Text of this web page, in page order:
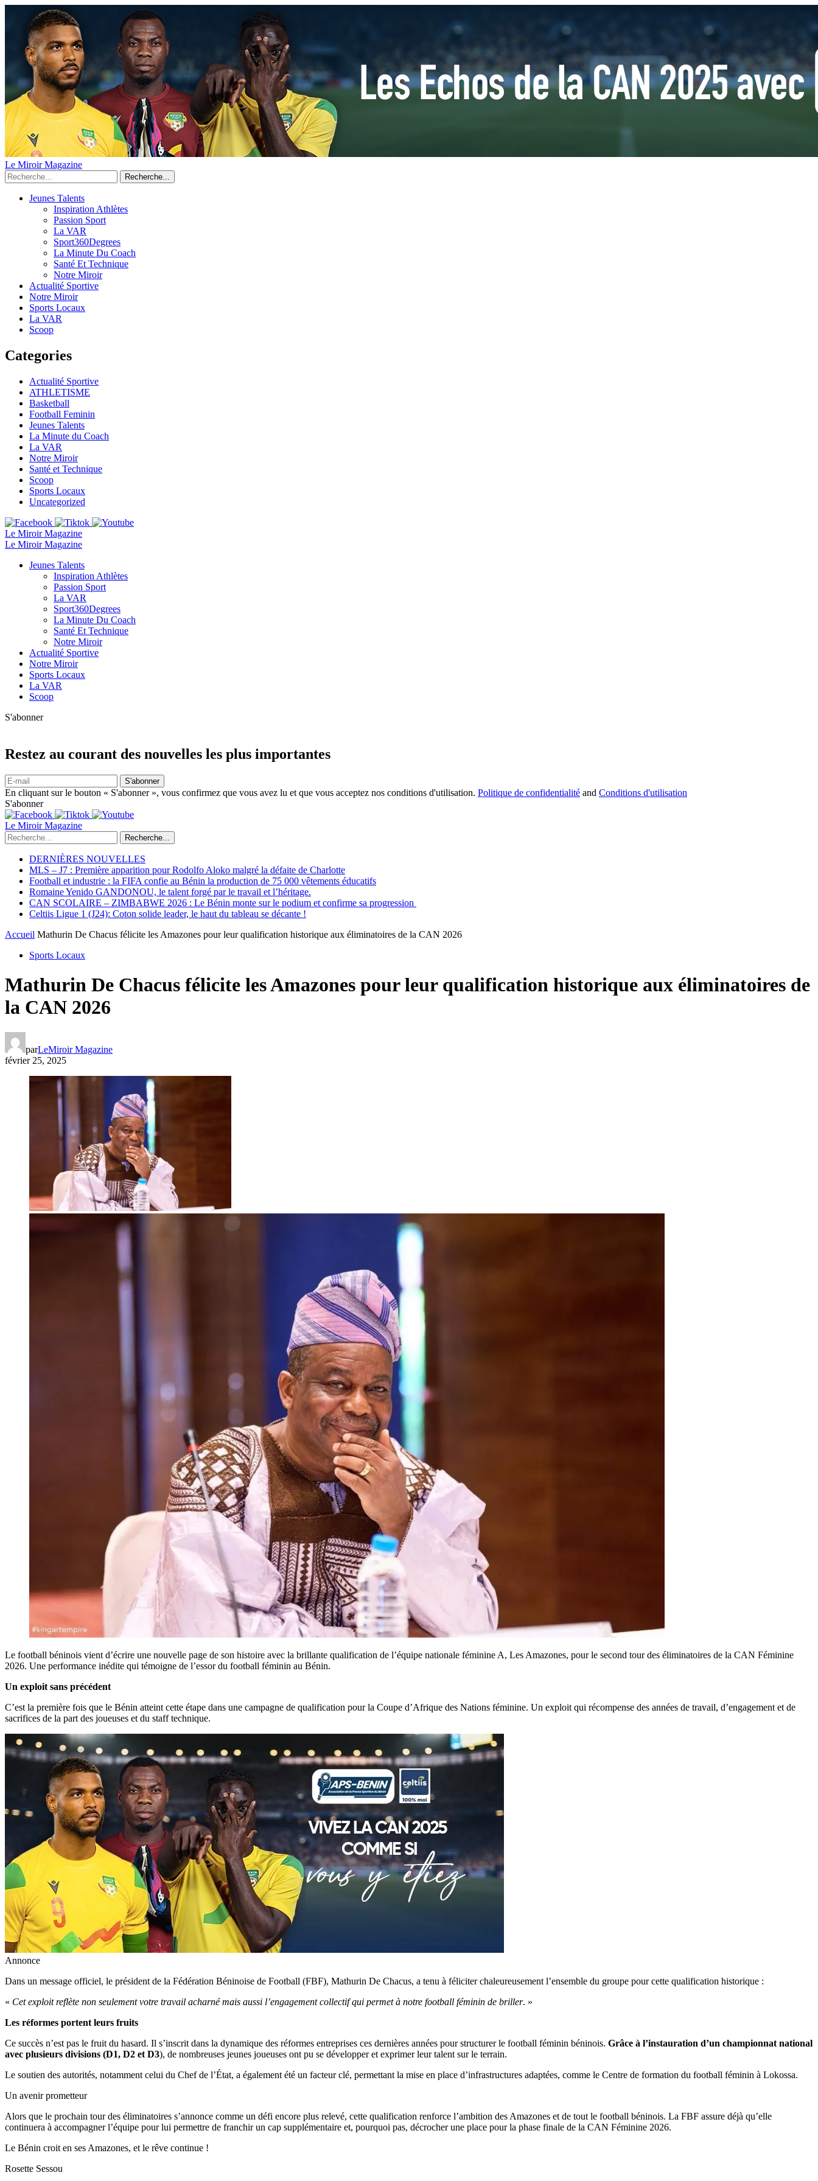
Le Miroir Magazine
Recherche...
Jeunes Talents
Inspiration Athlètes
Passion Sport
La VAR
Sport360Degrees
La Minute Du Coach
Santé Et Technique
Notre Miroir
Actualité Sportive
Notre Miroir
Sports Locaux
La VAR
Scoop
Categories
Actualité Sportive
ATHLETISME
Basketball
Football Feminin
Jeunes Talents
La Minute du Coach
La VAR
Notre Miroir
Santé et Technique
Scoop
Sports Locaux
Uncategorized
Le Miroir Magazine
Le Miroir Magazine
Jeunes Talents
Inspiration Athlètes
Passion Sport
La VAR
Sport360Degrees
La Minute Du Coach
Santé Et Technique
Notre Miroir
Actualité Sportive
Notre Miroir
Sports Locaux
La VAR
Scoop
S'abonner
Restez au courant des nouvelles les plus importantes
S'abonner
En cliquant sur le bouton « S'abonner », vous confirmez que vous avez lu et que vous acceptez nos conditions d'utilisation. Politique de confidentialité and Conditions d'utilisation
S'abonner
Le Miroir Magazine
Recherche...
DERNIÈRES NOUVELLES
MLS – J7 : Première apparition pour Rodolfo Aloko malgré la défaite de Charlotte
Football et industrie : la FIFA confie au Bénin la production de 75 000 vêtements éducatifs
Romaine Yenido GANDONOU, le talent forgé par le travail et l’héritage.
CAN SCOLAIRE – ZIMBABWE 2026 : Le Bénin monte sur le podium et confirme sa progression
Celtiis Ligue 1 (J24): Coton solide leader, le haut du tableau se décante !
Accueil Mathurin De Chacus félicite les Amazones pour leur qualification historique aux éliminatoires de la CAN 2026
Sports Locaux
Mathurin De Chacus félicite les Amazones pour leur qualification historique aux éliminatoires de
la CAN 2026
parLeMiroir Magazine
février 25, 2025
Le football béninois vient d’écrire une nouvelle page de son histoire avec la brillante qualification de l’équipe nationale féminine A, Les Amazones, pour le second tour des éliminatoires de la CAN Féminine
2026. Une performance inédite qui témoigne de l’essor du football féminin au Bénin.
Un exploit sans précédent
C’est la première fois que le Bénin atteint cette étape dans une campagne de qualification pour la Coupe d’Afrique des Nations féminine. Un exploit qui récompense des années de travail, d’engagement et de
sacrifices de la part des joueuses et du staff technique.
Annonce
Dans un message officiel, le président de la Fédération Béninoise de Football (FBF), Mathurin De Chacus, a tenu à féliciter chaleureusement l’ensemble du groupe pour cette qualification historique :
« Cet exploit reflète non seulement votre travail acharné mais aussi l’engagement collectif qui permet à notre football féminin de briller. »
Les réformes portent leurs fruits
Ce succès n’est pas le fruit du hasard. Il s’inscrit dans la dynamique des réformes entreprises ces dernières années pour structurer le football féminin béninois. Grâce à l’instauration d’un championnat national
avec plusieurs divisions (D1, D2 et D3), de nombreuses jeunes joueuses ont pu se développer et exprimer leur talent sur le terrain.
Le soutien des autorités, notamment celui du Chef de l’État, a également été un facteur clé, permettant la mise en place d’infrastructures adaptées, comme le Centre de formation du football féminin à Lokossa.
Un avenir prometteur
Alors que le prochain tour des éliminatoires s’annonce comme un défi encore plus relevé, cette qualification renforce l’ambition des Amazones et de tout le football béninois. La FBF assure déjà qu’elle
continuera à accompagner l’équipe pour lui permettre de franchir un cap supplémentaire et, pourquoi pas, décrocher une place pour la phase finale de la CAN Féminine 2026.
Le Bénin croit en ses Amazones, et le rêve continue !
Rosette Sessou